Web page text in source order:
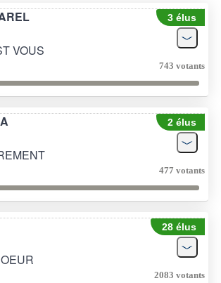
3 élus
VOUS
743 votants
2 élus
477 votants
28 élus
2083 votants